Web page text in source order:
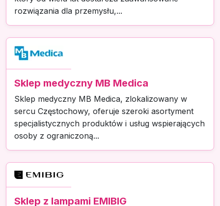
rozwiązania dla przemysłu,...
Sklep medyczny MB Medica
Sklep medyczny MB Medica, zlokalizowany w
sercu Częstochowy, oferuje szeroki asortyment
specjalistycznych produktów i usług wspierających
osoby z ograniczoną...
Sklep z lampami EMIBIG